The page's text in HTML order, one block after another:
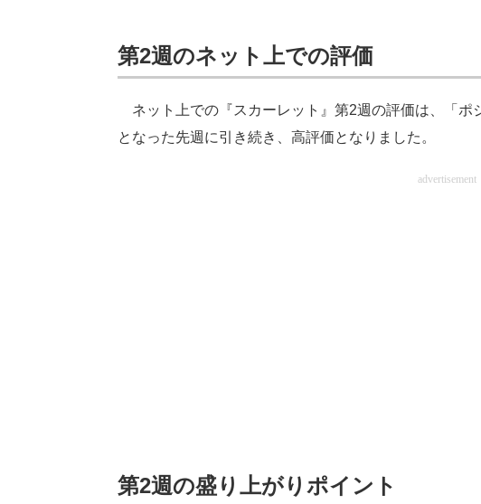
第2週のネット上での評価
ネット上での『スカーレット』第2週の評価は、「ポ
となった先週に引き続き、高評価となりました。
advertisement
第2週の盛り上がりポイント